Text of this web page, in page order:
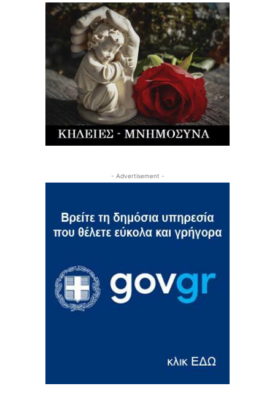
- Advertisement -